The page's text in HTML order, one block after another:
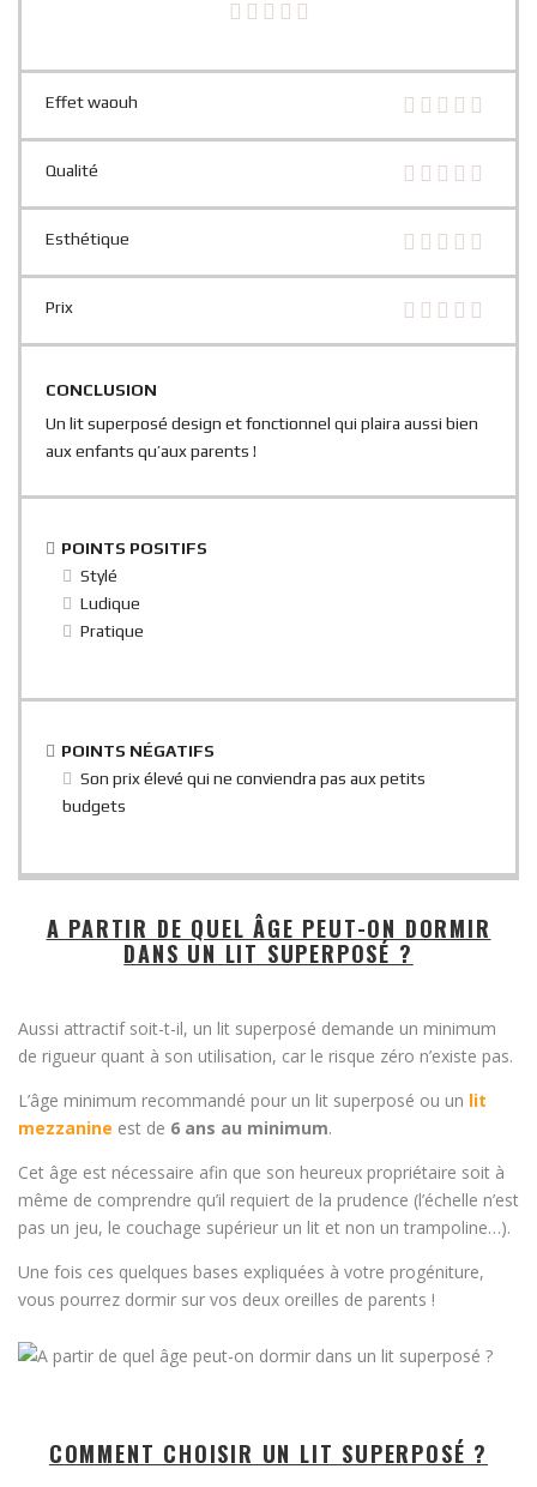
Effet waouh
Qualité
Esthétique
Prix
CONCLUSION
Un lit superposé design et fonctionnel qui plaira aussi bien
aux enfants qu’aux parents !
POINTS POSITIFS
Stylé
Ludique
Pratique
POINTS NÉGATIFS
Son prix élevé qui ne conviendra pas aux petits
budgets
A PARTIR DE QUEL ÂGE PEUT-ON DORMIR
DANS UN LIT SUPERPOSÉ ?
Aussi attractif soit-t-il, un lit superposé demande un minimum
de rigueur quant à son utilisation, car le risque zéro n’existe pas.
L’âge minimum recommandé pour un lit superposé ou un lit
mezzanine est de 6 ans au minimum.
Cet âge est nécessaire afin que son heureux propriétaire soit à
même de comprendre qu’il requiert de la prudence (l’échelle n’est
pas un jeu, le couchage supérieur un lit et non un trampoline…).
Une fois ces quelques bases expliquées à votre progéniture,
vous pourrez dormir sur vos deux oreilles de parents !
COMMENT CHOISIR UN LIT SUPERPOSÉ ?